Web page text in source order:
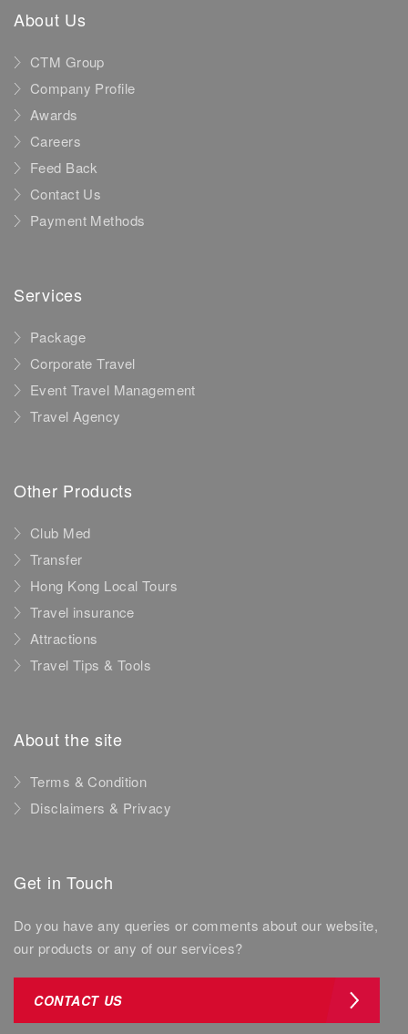
About Us
CTM Group
Company Profile
Awards
Careers
Feed Back
Contact Us
Payment Methods
Services
Package
Corporate Travel
Event Travel Management
Travel Agency
Other Products
Club Med
Transfer
Hong Kong Local Tours
Travel insurance
Attractions
Travel Tips & Tools
About the site
Terms & Condition
Disclaimers & Privacy
Get in Touch
Do you have any queries or comments about our website,
our products or any of our services?
CONTACT US